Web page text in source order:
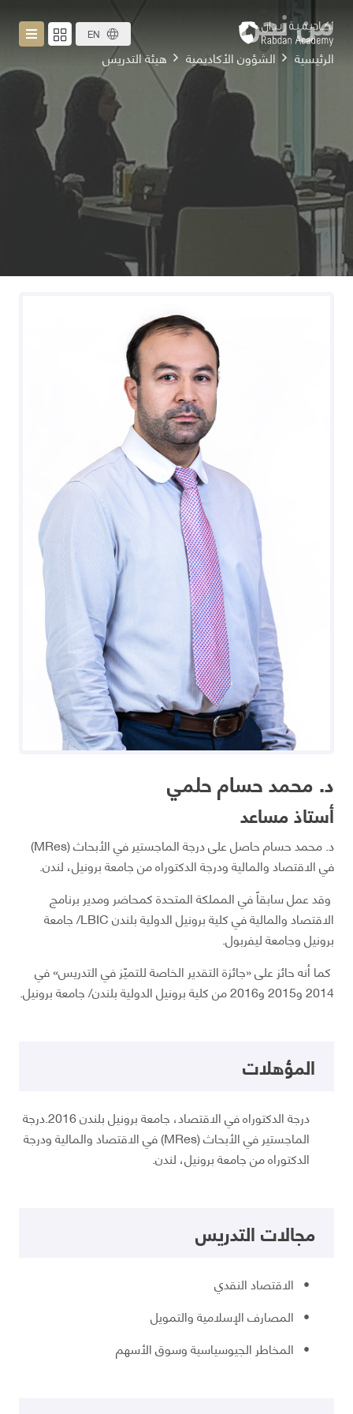
EN من نحن
الرئيسية الشؤون الأكاديمية هيئة التدريس
د. محمد حسام حلمي
أستاذ مساعد
د. محمد حسام حاصل على درجة الماجستير في الأبحاث (MRes)
في الاقتصاد والمالية ودرجة الدكتوراه من جامعة برونيل، لندن.
وقد عمل سابقاً في المملكة المتحدة كمحاضر ومدير برنامج
الاقتصاد والمالية في كلية برونيل الدولية بلندن LBIC/ جامعة
برونيل وجامعة ليفربول.
كما أنه حائز على «جائزة التقدير الخاصة للتميّز في التدريس» في
2014 و2015 و2016 من كلية برونيل الدولية بلندن/ جامعة برونيل.
المؤهلات
درجة الدكتوراه في الاقتصاد، جامعة برونيل بلندن 2016.درجة
الماجستير في الأبحاث (MRes) في الاقتصاد والمالية ودرجة
الدكتوراه من جامعة برونيل، لندن.
مجالات التدريس
• الاقتصاد النقدي
• المصارف الإسلامية والتمويل
• المخاطر الجيوسياسية وسوق الأسهم